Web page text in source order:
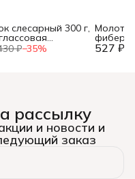
₽−35%
слесарный 300 г,
(шт.) 527 ₽
рассылку
и новости и
заказ